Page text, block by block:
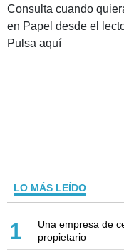
Consulta cuando
en Papel desde el
Pulsa aquí
LO MÁS LEÍDO
1
Una empresa de
propietario